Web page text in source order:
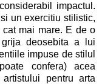
impactul.
un exercitiu stilistic,
mai mare. E de o
grija deosebita a lui
impuse de stilul
confera) acea
pentru arta